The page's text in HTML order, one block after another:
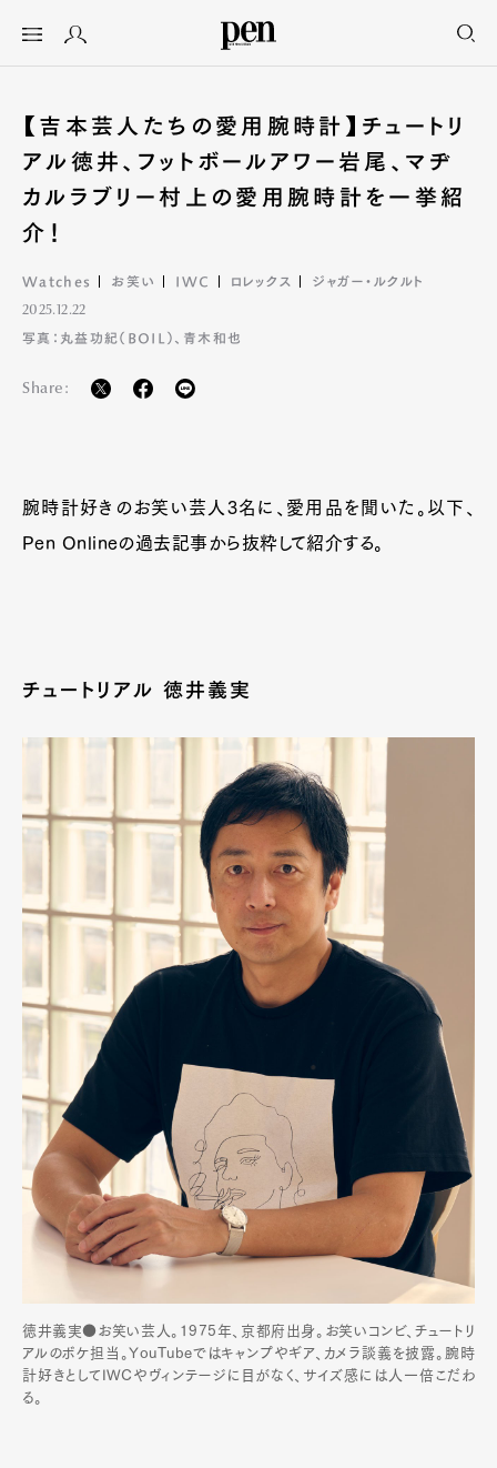
【吉本芸人たちの愛用腕時計】チュートリ
アル徳井、フットボールアワー岩尾、マヂ
カルラブリー村上の愛用腕時計を一挙紹
介！
Watches お笑い IWC ロレックス ジャガー・ルクルト
2025.12.22
写真：丸益功紀（BOIL）、青木和也
Share:
腕時計好きのお笑い芸人3名に、愛用品を聞いた。以下、
Pen Onlineの過去記事から抜粋して紹介する。
チュートリアル 徳井義実
徳井義実●お笑い芸人。1975年、京都府出身。お笑いコンビ、チュートリ
アルのボケ担当。YouTubeではキャンプやギア、カメラ談義を披露。腕時
計好きとしてIWCやヴィンテージに目がなく、サイズ感には人一倍こだわ
る。